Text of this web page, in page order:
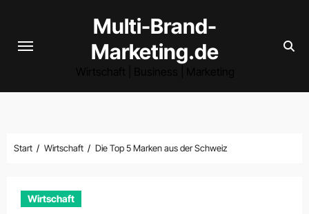
springen
Multi-Brand-
Marketing.de
Start Wirtschaft Die Top 5 Marken aus der Schweiz
Wirtschaft